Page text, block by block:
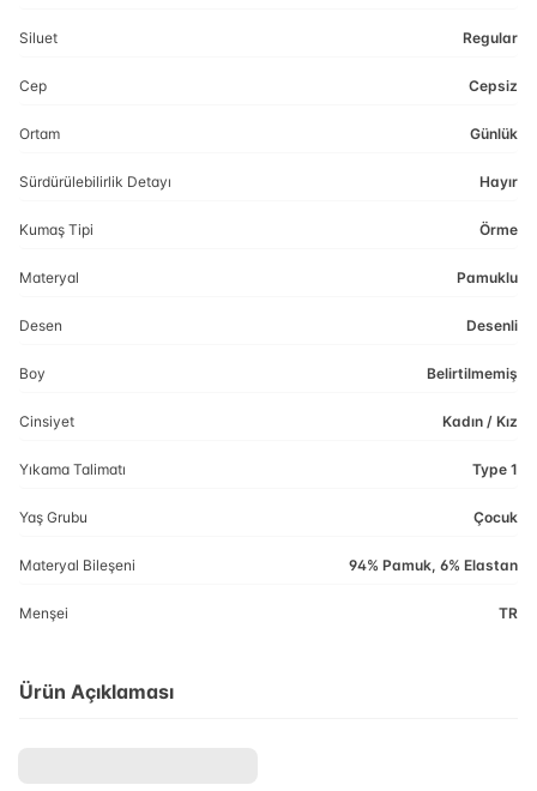
Siluet Regular
Cep Cepsiz
Ortam Günlük
Sürdürülebilirlik Detayı Hayır
Kumaş Tipi Örme
Materyal Pamuklu
Desen Desenli
Boy Belirtilmemiş
Cinsiyet Kadın / Kız
Yıkama Talimatı Type 1
Yaş Grubu Çocuk
Materyal Bileşeni 94% Pamuk, 6% Elastan
Menşei TR
Ürün Açıklaması